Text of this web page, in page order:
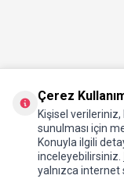
Çerez
Kişisel
sunulması için
Konuyla ilgili
inceleyebilirsiniz.
yalnızca internet